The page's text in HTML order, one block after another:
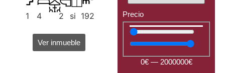
1 4 2 si 192
Ver inmueble
Precio
0€— 2000000€